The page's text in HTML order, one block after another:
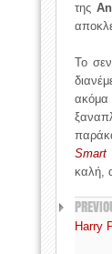
της
Το
ακόμα
Smart
καλή,
Harry